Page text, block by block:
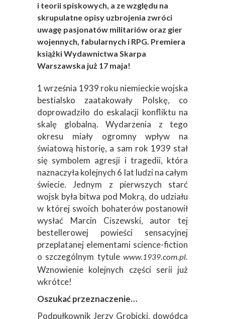
i teorii spiskowych, a ze względu na
skrupulatne opisy uzbrojenia zwróci
uwagę pasjonatów militariów oraz gier
wojennych, fabularnych i RPG. Premiera
książki Wydawnictwa Skarpa
Warszawska już 17 maja!
1 września 1939 roku niemieckie wojska
bestialsko zaatakowały Polskę, co
doprowadziło do eskalacji konfliktu na
skalę globalną. Wydarzenia z tego
okresu miały ogromny wpływ na
światową historię, a sam rok 1939 stał
się symbolem agresji i tragedii, która
naznaczyła kolejnych 6 lat ludzi na całym
świecie. Jednym z pierwszych starć
wojsk była bitwa pod Mokrą, do udziału
w której swoich bohaterów postanowił
wysłać Marcin Ciszewski, autor tej
bestellerowej powieści sensacyjnej
przeplatanej elementami science-fiction
o szczególnym tytule www.1939.com.pl.
Wznowienie kolejnych części serii już
wkrótce!
Oszukać przeznaczenie…
Podpułkownik Jerzy Grobicki, dowódca